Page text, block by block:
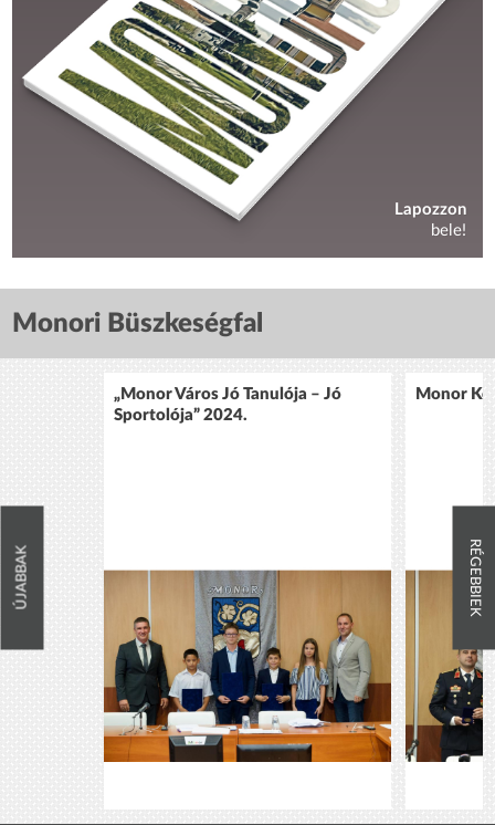
Lapozzon
bele!
Monori Büszkeségfal
ÚJABBAK
„Monor Város Jó Tanulója – Jó
Sportolója” 2024.
Monor
RÉGEBBIEK